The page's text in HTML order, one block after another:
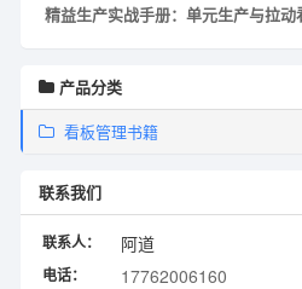
精益生产实战手册：单元生产与拉动
产品分类
看板管理书籍
联系我们
联系人： 阿道
电话： 17762006160